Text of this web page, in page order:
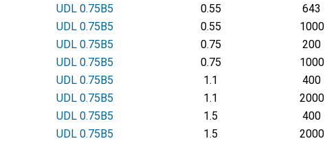
UDL 0.75В5
0.55 643
UDL 0.75В5
0.55 1000
UDL 0.75В5
0.75 200
UDL 0.75В5
0.75 1000
UDL 0.75В5
1.1 400
UDL 0.75В5
1.1 2000
UDL 0.75В5
1.5 400
UDL 0.75В5
1.5 2000